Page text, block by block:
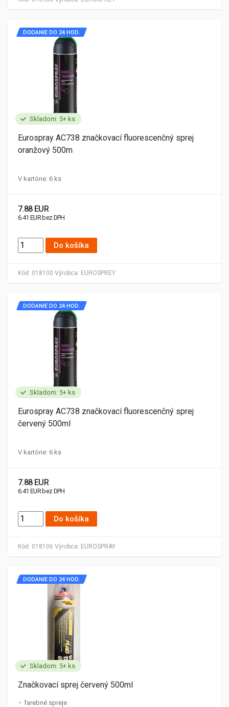
Skladom: 5+ ks
Kód: 018100 Výrobca: EUROSPREY
DODANIE DO 24 HOD.
Eurospray AC738 značkovací fluorescenčný sprej
oranžový 500m
V kartóne: 6 ks
7.88 EUR
6.41 EUR bez DPH
Do košíka
Skladom: 5+ ks
Kód: 018106 Výrobca: EUROSPRAY
DODANIE DO 24 HOD.
Eurospray AC738 značkovací fluorescenčný sprej
červený 500ml
V kartóne: 6 ks
7.88 EUR
6.41 EUR bez DPH
Do košíka
Skladom: 5+ ks
DODANIE DO 24 HOD.
Značkovací sprej červený 500ml
farebné spreje